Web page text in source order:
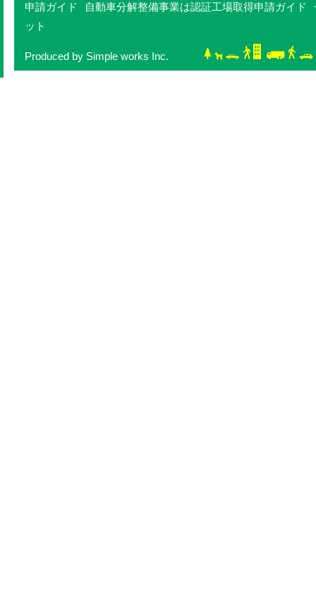
申請ガイド 自動車分解整備事業は認証工場取得申請ガイド
ット
Produced by Simple works Inc.